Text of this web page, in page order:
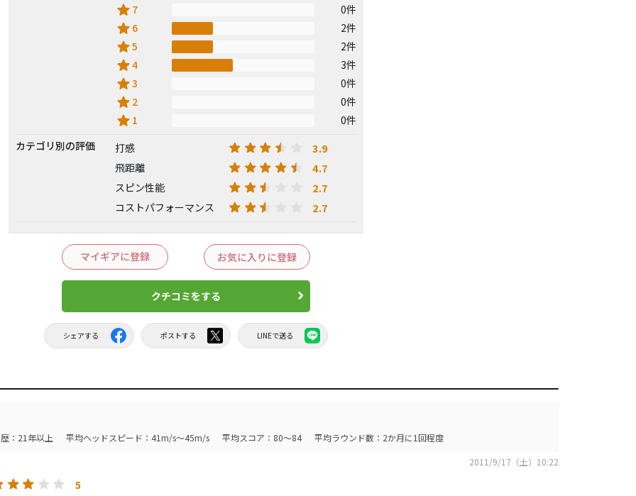
star 7 0件
star 6 2件
star5 2件
star4 3件
star3 0件
star 2 0件
star 1
0件
カテゴリ別の評価
打感 3.9
飛距離 4.7
スピン性能 2.7
コストパフォーマンス 2.7
マイギアに登録 お気に入りに登録
クチコミをする
シェアする ポストする LINEで送る
：21年以上 平均ヘッドスピード：41m/s～45m/s 平均スコア：80～84
平均ラウンド数：2か月に1回程度
2011/9/17（土）10:22
5